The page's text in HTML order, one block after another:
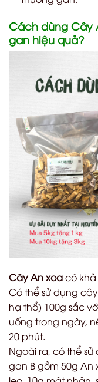
Cách dùng Cây
gan hiệu quả?
Cây An xoacó
Có thể sử dụng
hạ thổ) 100g sắc
uống trong ngày,
20 phút.
Ngoài ra, có thể
gan B gồm 50g